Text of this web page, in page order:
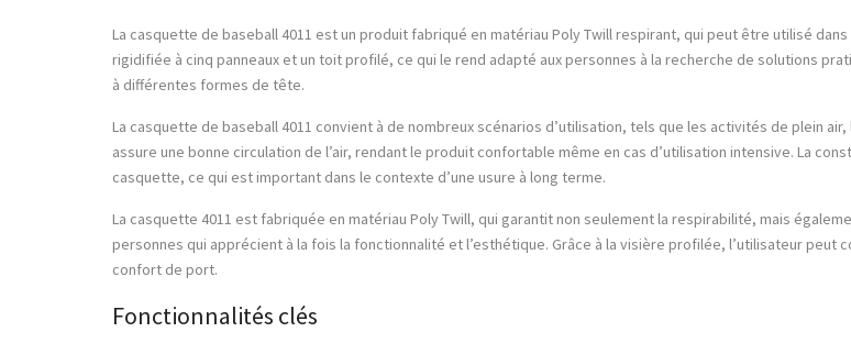
La casquette de baseball 4011 est un produit fabriqué en matériau Poly Twill respirant, qui peut être utilisé
rigidifiée à cinq panneaux et un toit profilé, ce qui le rend adapté aux personnes à la recherche de solutions
à différentes formes de tête.
La casquette de baseball 4011 convient à de nombreux scénarios d’utilisation, tels que les activités de plein
assure une bonne circulation de l’air, rendant le produit confortable même en cas d’utilisation intensive. La
casquette, ce qui est important dans le contexte d’une usure à long terme.
La casquette 4011 est fabriquée en matériau Poly Twill, qui garantit non seulement la respirabilité, mais
personnes qui apprécient à la fois la fonctionnalité et l’esthétique. Grâce à la visière profilée, l’utilisateur
confort de port.
Fonctionnalités clés